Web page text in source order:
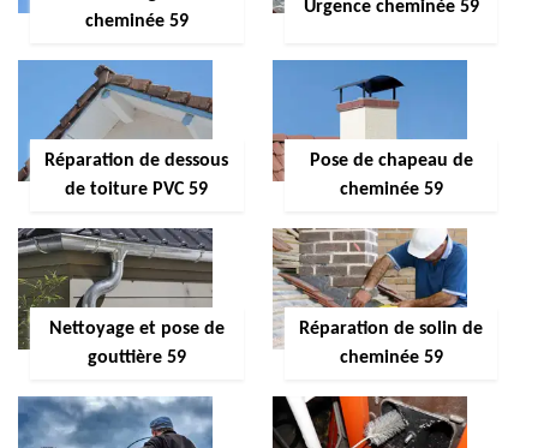
cheminée 59
Urgence cheminée 59
Réparation de dessous
de toiture PVC 59
Pose de chapeau de
cheminée 59
Nettoyage et pose de
gouttière 59
Réparation de solin de
cheminée 59